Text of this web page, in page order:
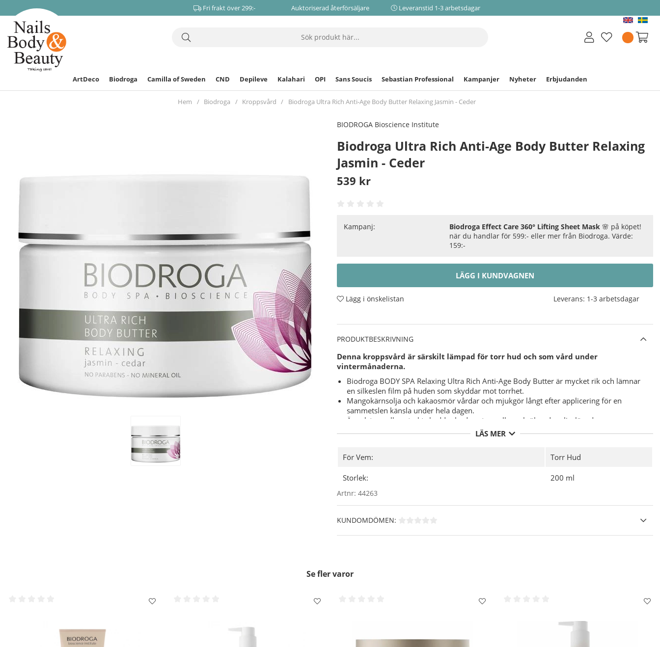
Fri frakt över 299:- Auktoriserad återförsäljare Leveranstid 1-3 arbetsdagar
ArtDeco Biodroga Camilla of Sweden CND Depileve Kalahari OPI Sans Soucis Sebastian Professional Kampanjer Nyheter Erbjudanden
Hem Biodroga Kroppsvård Biodroga Ultra Rich Anti-Age Body Butter Relaxing Jasmin - Ceder
BIODROGA Bioscience Institute
Biodroga Ultra Rich Anti-Age Body Butter Relaxing
Jasmin - Ceder
539 kr
Kampanj: Biodroga Effect Care 360° Lifting Sheet Mask🌸 på köpet!
när du handlar för 599:- eller mer från Biodroga. Värde:
159:-
LÄGG I KUNDVAGNEN
Lägg i önskelistan Leverans: 1-3 arbetsdagar
PRODUKTBESKRIVNING
Denna kroppsvård är särskilt lämpad för torr hud och som vård under
vintermånaderna.
Biodroga BODY SPA Relaxing Ultra Rich Anti-Age Body Butter är mycket rik och lämnar
en silkeslen film på huden som skyddar mot torrhet.
Mangokärnsolja och kakaosmör vårdar och mjukgör långt efter applicering för en
sammetslen känsla under hela dagen.
Äppelstamcells-extrakt skyddar huden stamceller och ökar dess livslängd.
Alg-extrakt förser huden med fukt under långtid.
Inga Parabener, Inga Mineraloljor
Användning
LÄS MER
För Vem: Torr Hud
Storlek: 200 ml
Artnr: 44263
KUNDOMDÖMEN:
Se fler varor